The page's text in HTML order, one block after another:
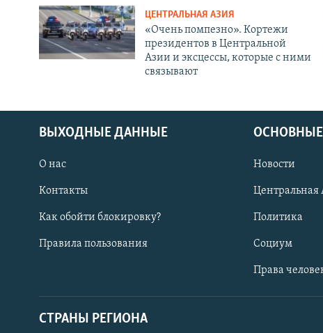
ЦЕНТРАЛЬНАЯ АЗИЯ
«Очень помпезно». Кортежи
президентов в Центральной
Азии и эксцессы, которые с ними
связывают
ВЫХОДНЫЕ ДАННЫЕ
О нас
Контакты
Как обойти блокировку?
Правила пользования
ОСНОВНЫЕ
Новости
Центральная
Политика
Социум
Права
СТРАНЫ РЕГИОНА